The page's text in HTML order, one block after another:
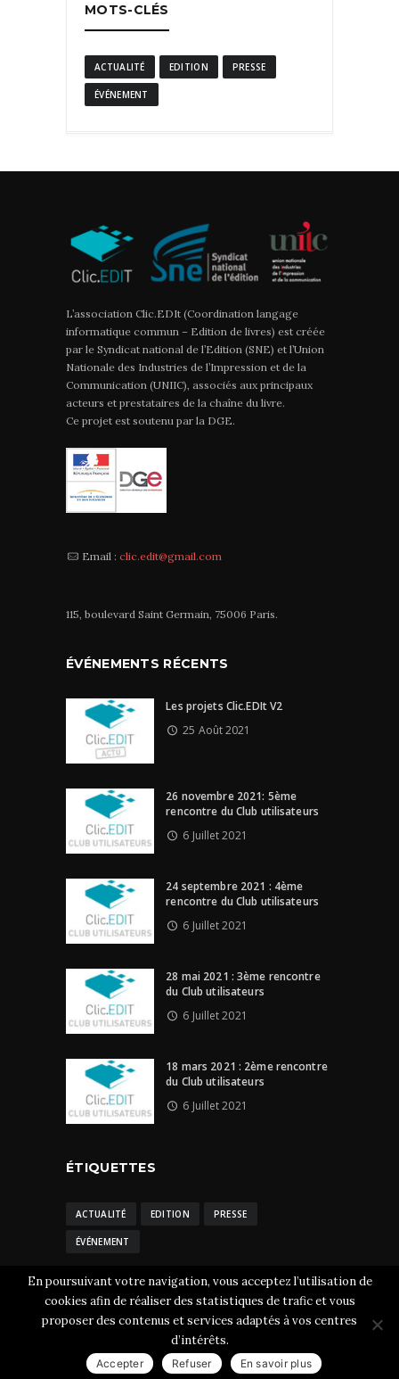
MOTS-CLÉS
ACTUALITÉ EDITION PRESSE
ÉVÉNEMENT
L’association Clic.EDIt (Coordination langage
informatique commun – Edition de livres) est créée
par le Syndicat national de l’Edition (SNE) et l’Union
Nationale des Industries de l’Impression et de la
Communication (UNIIC), associés aux principaux
acteurs et prestataires de la chaîne du livre.
Ce projet est soutenu par la DGE.
Email : clic.edit@gmail.com
115, boulevard Saint Germain, 75006 Paris.
ÉVÉNEMENTS RÉCENTS
Les projets Clic.EDIt V2
25 Août 2021
26 novembre 2021: 5ème
rencontre du Club utilisateurs
6 Juillet 2021
24 septembre 2021 : 4ème
rencontre du Club utilisateurs
6 Juillet 2021
28 mai 2021 : 3ème rencontre
du Club utilisateurs
6 Juillet 2021
18 mars 2021 : 2ème rencontre
du Club utilisateurs
6 Juillet 2021
ÉTIQUETTES
ACTUALITÉ EDITION PRESSE
ÉVÉNEMENT
Clic.EDIt © 2026 Tous droits réservés.
légales-CGU et cookies
En poursuivant votre navigation, vous acceptez l’utilisation de
cookies afin de réaliser des statistiques de trafic et vous
proposer des contenus et services adaptés à vos centres
d’intérêts.
Accepter Refuser En savoir plus